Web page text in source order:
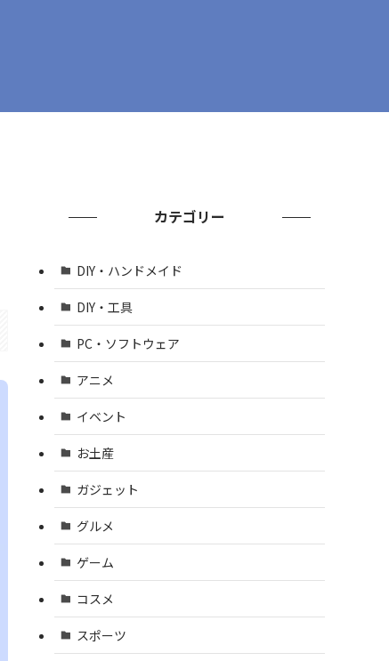
カテゴリー
DIY・ハンドメイド
DIY・工具
PC・ソフトウェア
アニメ
イベント
お土産
ガジェット
グルメ
ゲーム
コスメ
スポーツ